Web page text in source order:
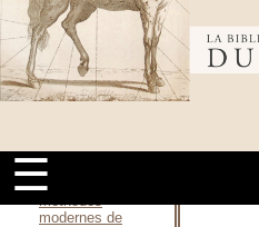
cheval
☰
J’élève mes
poneys / BATAILLE
Laetitia, 1994
Races et
élevage - Les
Poneys / BATAILLE
d’évaluation
technique des
coûts des
modernes de